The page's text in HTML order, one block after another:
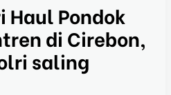
Haul Pondok
di Cirebon,
saling